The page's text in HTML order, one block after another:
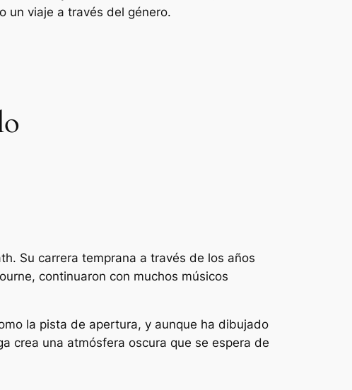
un viaje a través del género.
Su carrera temprana a través de los años
continuaron con muchos músicos
la pista de apertura, y aunque ha dibujado
crea una atmósfera oscura que se espera de